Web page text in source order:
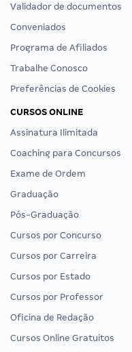
Validador de documentos
Conveniados
Programa de Afiliados
Trabalhe Conosco
Preferências de Cookies
CURSOS ONLINE
Assinatura Ilimitada
Coaching para Concursos
Exame de Ordem
Graduação
Pós-Graduação
Cursos por Concurso
Cursos por Carreira
Cursos por Estado
Cursos por Professor
Oficina de Redação
Cursos Online Gratuitos